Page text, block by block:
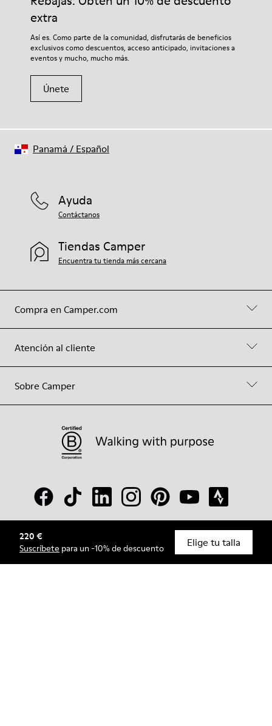
220 €
Suscríbete para un -10% de descuento Elige tu talla
Forro
garantizará que duren más tiempo.
Si deseas obtener información detallada sobre cómo cuidar de
tu par, visita nuestraGuía para el cuidado del calzado.
extra
Así es. Como parte de la comunidad, disfrutarás de beneficios
exclusivos como descuentos, acceso anticipado, invitaciones a
eventos y mucho, mucho más.
Únete
Compra en Camper.com
Atención al cliente
Sobre Camper
Ayuda
Contáctanos
Tiendas Camper
Encuentra tu tienda más cercana
© Camper, 2026
Panamá / Español